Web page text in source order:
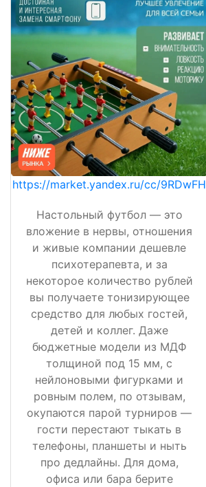
https://market.yandex.ru/cc/9RDwFH
Настольный футбол — это
вложение в нервы, отношения
и живые компании дешевле
психотерапевта, и за
некоторое количество рублей
вы получаете тонизирующее
средство для любых гостей,
детей и коллег. Даже
бюджетные модели из МДФ
толщиной под 15 мм, с
нейлоновыми фигурками и
ровным полем, по отзывам,
окупаются парой турниров —
гости перестают тыкать в
телефоны, планшеты и ныть
про дедлайны. Для дома,
офиса или бара берите